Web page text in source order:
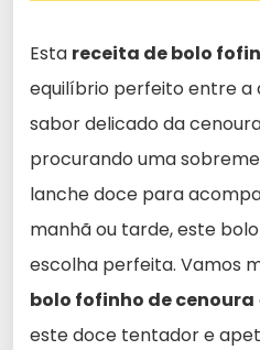
Esta receita de bolo
equilíbrio perfeito entre a
sabor delicado da
procurando uma
lanche doce para
manhã ou tarde, este
escolha perfeita. Vamos
bolo fofinho de cenoura
este doce tentador e